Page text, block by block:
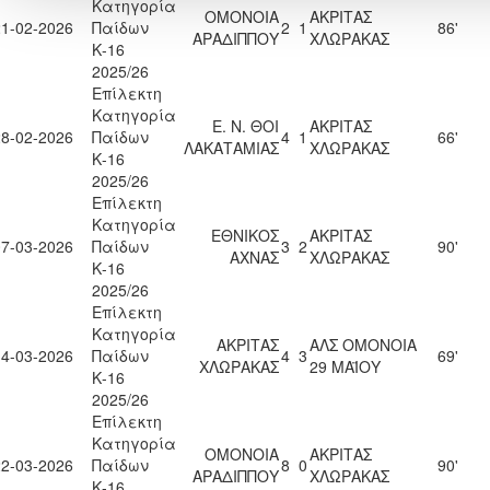
02-2026
Κατηγορία
Παίδων
Κ-16
2025/26
ΟΜΟΝΟΙΑ
ΑΡΑΔΙΠΠΟΥ2 1 ΑΚΡΙΤΑΣ
ΧΛΩΡΑΚΑΣ
86'
02-2026
Επίλεκτη
Κατηγορία
Παίδων
Κ-16
2025/26
Ε. Ν. ΘΟΙ
ΛΑΚΑΤΑΜΙΑΣ4 1 ΑΚΡΙΤΑΣ
ΧΛΩΡΑΚΑΣ
66'
03-2026
Επίλεκτη
Κατηγορία
Παίδων
Κ-16
2025/26
ΕΘΝΙΚΟΣ
ΑΧΝΑΣ3 2ΑΚΡΙΤΑΣ
ΧΛΩΡΑΚΑΣ
90'
03-2026
Επίλεκτη
Κατηγορία
Παίδων
Κ-16
2025/26
ΑΚΡΙΤΑΣ
ΧΛΩΡΑΚΑΣ4 3ΑΛΣ ΟΜΟΝΟΙΑ
29 ΜΑΪΟΥ
69'
03-2026
Επίλεκτη
Κατηγορία
Παίδων
ΟΜΟΝΟΙΑ
ΑΡΑΔΙΠΠΟΥ8 0ΑΚΡΙΤΑΣ
ΧΛΩΡΑΚΑΣ
90'